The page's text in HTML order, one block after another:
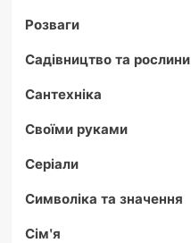
Розваги
Садівництво та рослини
Сантехніка
Своїми руками
Серіали
Символіка та значення
Сім'я